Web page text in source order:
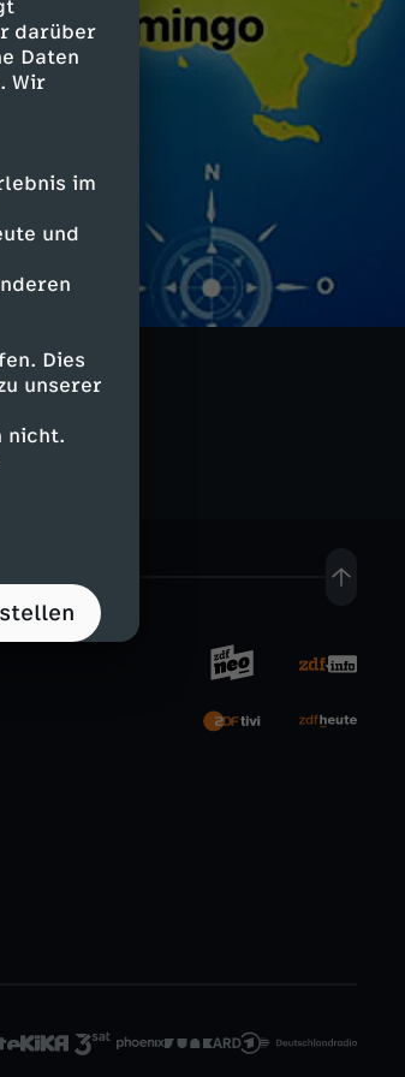
darüber
Daten
Wir
im
und
Dies
unserer
nicht.